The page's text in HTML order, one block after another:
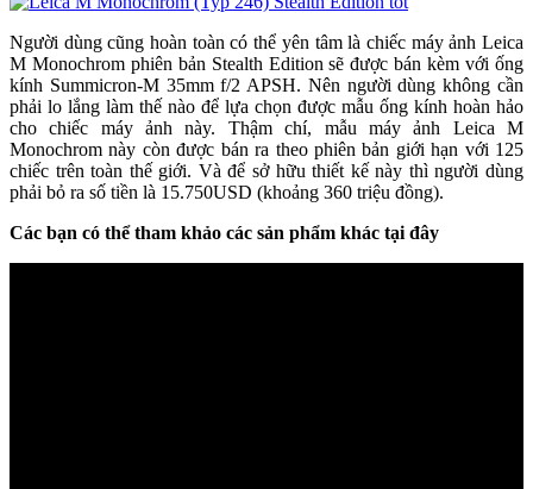
Người dùng cũng hoàn toàn có thể yên tâm là chiếc máy ảnh Leica
M Monochrom phiên bản Stealth Edition sẽ được bán kèm với ống
kính Summicron-M 35mm f/2 APSH. Nên người dùng không cần
phải lo lắng làm thế nào để lựa chọn được mẫu ống kính hoàn hảo
cho chiếc máy ảnh này. Thậm chí, mẫu máy ảnh Leica M
Monochrom này còn được bán ra theo phiên bản giới hạn với 125
chiếc trên toàn thế giới. Và để sở hữu thiết kế này thì người dùng
phải bỏ ra số tiền là 15.750USD (khoảng 360 triệu đồng).
Các bạn có thể tham khảo các sản phẩm khác tại đây